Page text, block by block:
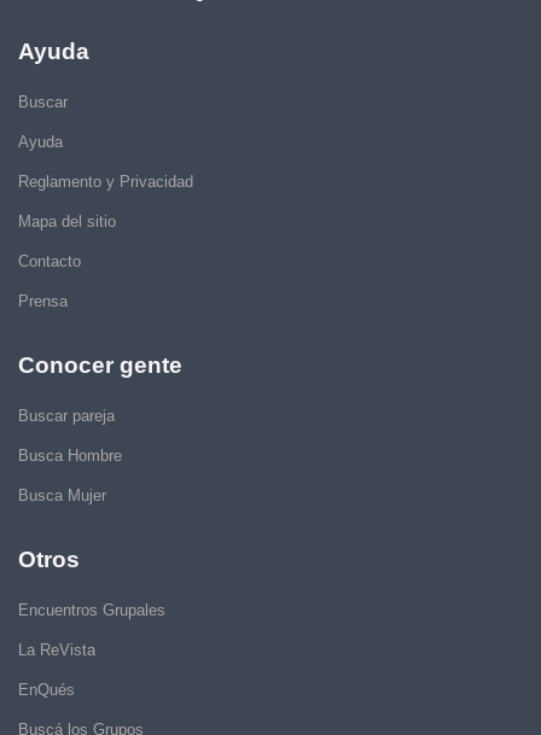
Ayuda
Buscar
Ayuda
Reglamento y Privacidad
Mapa del sitio
Contacto
Prensa
Conocer gente
Buscar pareja
Busca Hombre
Busca Mujer
Otros
Encuentros Grupales
La ReVista
EnQués
Buscá los Grupos